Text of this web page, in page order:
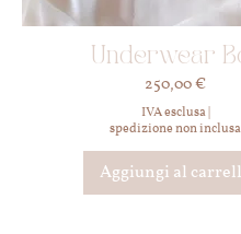
Underwear
Prezzo
250,00 €
IVA esclusa|
spedizione non inclusa
Aggiungi al